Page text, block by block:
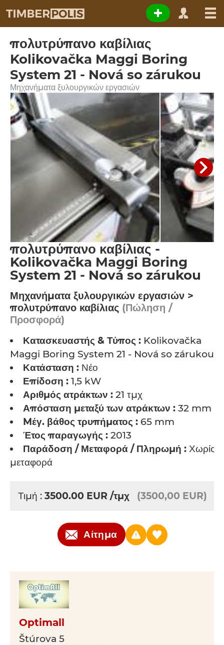
πολυτρύπανο καβίλιας
Kolikovačka Maggi Boring
System 21 - Nová so zárukou
Μηχανήματα ξυλουργικών εργασιών
πολυτρύπανο καβίλιας -
Kolikovačka Maggi Boring
System 21 - Nová so zárukou
Μηχανήματα ξυλουργικών εργασιών >
πολυτρύπανο καβίλιας (Πώληση /
Προσφορά)
Κατασκευαστής & Τύπος : Kolikovačka
Maggi Boring System 21 - Nová so zárukou
Κατάσταση : Νέο
Επίδοση : 1,5 kW
Αριθμός ατράκτων : 21 τμχ
Απόσταση μεταξύ των ατράκτων : 32 mm
Mέγ. βάθος τρυπήματος : 65 mm
Έτος παραγωγής : 2013
Παράδοση / Μεταφορά / Πληρωμή : Χωρίς
μεταφορά
Τιμή : 3500.00 EUR /τμχ (3500,00 EUR)
Αίτημα
Optimall
Štúrova 5